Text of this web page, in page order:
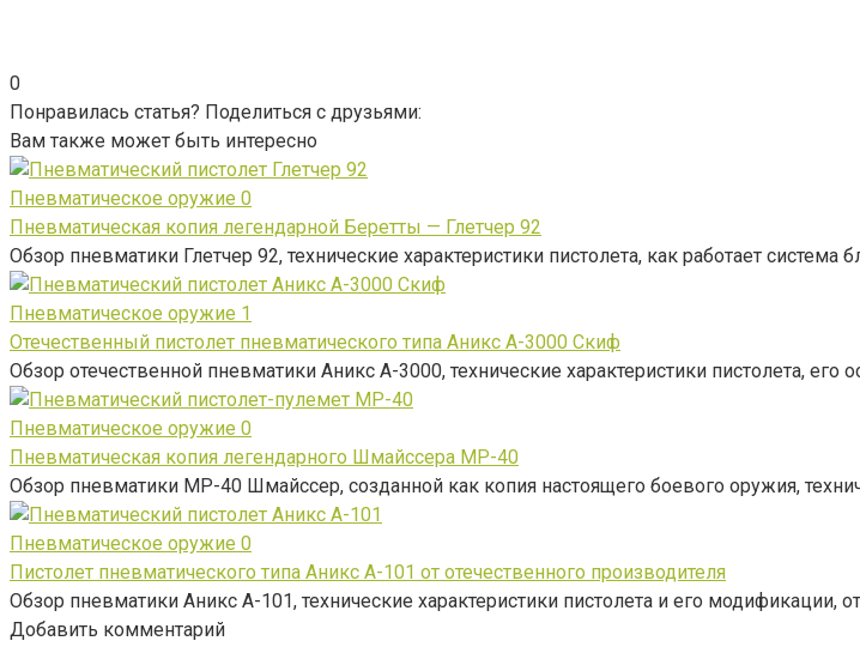
0
Понравилась статья? Поделиться с друзьями:
Вам также может быть интересно
Пневматическое оружие 0
Пневматическая копия легендарной Беретты — Глетчер 92
Обзор пневматики Глетчер 92, технические характеристики пистолета, как работает
Пневматическое оружие 1
Отечественный пистолет пневматического типа Аникс А-3000 Скиф
Обзор отечественной пневматики Аникс А-3000, технические характеристики пистолета, его
Пневматическое оружие 0
Пневматическая копия легендарного Шмайссера МР-40
Обзор пневматики МР-40 Шмайссер, созданной как копия настоящего боевого оружия,
Пневматическое оружие 0
Пистолет пневматического типа Аникс А-101 от отечественного производителя
Обзор пневматики Аникс А-101, технические характеристики пистолета и его
Добавить комментарий